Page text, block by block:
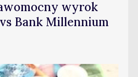
wyrok
Bank Millennium